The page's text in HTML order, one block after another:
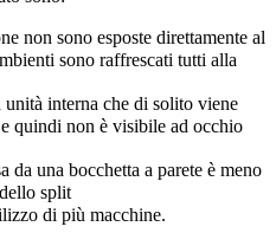
non sono esposte direttamente al
sono raffrescati tutti alla
interna che di solito viene
quindi non è visibile ad occhio
da una bocchetta a parete è meno
split
di più macchine.